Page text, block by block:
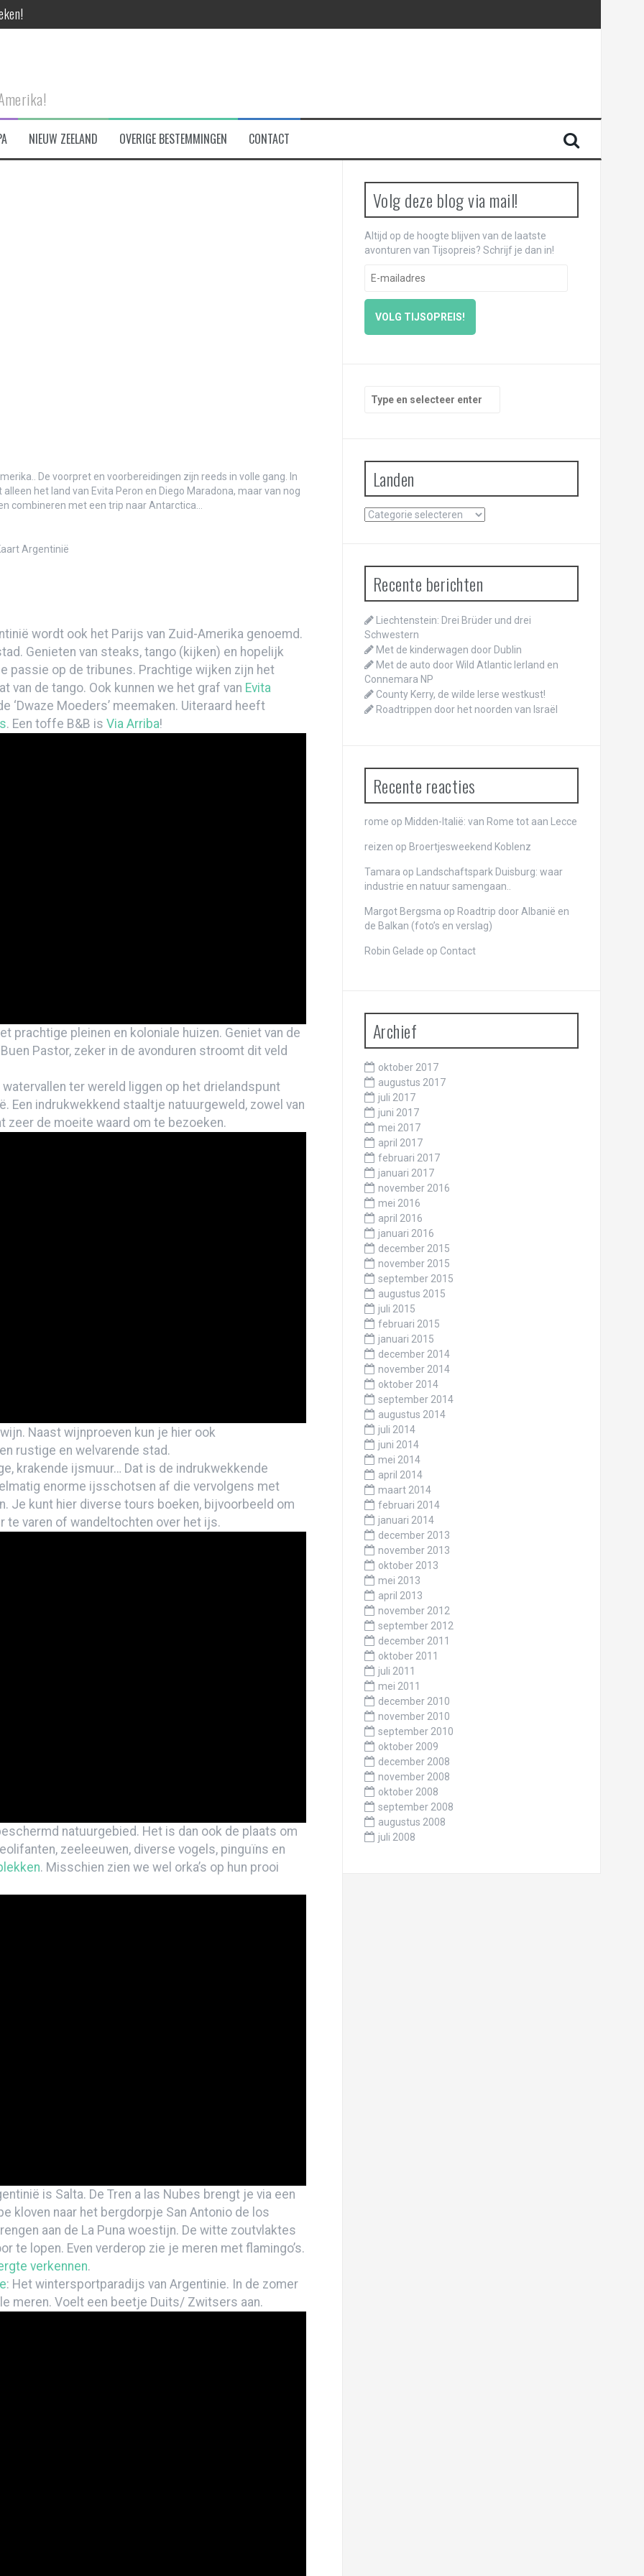
te bezoeken!
made of…
trips met de MiTo!
over een andere planeet?
dol-fijn!)
San Cristóbal
NIEUW ZEELAND OVERIGE BESTEMMINGEN CONTACT
De voorpret en voorbereidingen zijn reeds in volle gang. In
het land van Evita Peron en Diego Maradona, maar van nog
combineren met een trip naar Antarctica…
Argentinië
wordt ook het Parijs van Zuid-Amerika genoemd.
Genieten van steaks, tango (kijken) en hopelijk
passie op de tribunes. Prachtige wijken zijn het
van de tango. Ook kunnen we het graf van Evita
‘Dwaze Moeders’ meemaken. Uiteraard heeft
. Een toffe B&B is Via Arriba!
prachtige pleinen en koloniale huizen. Geniet van de
Pastor, zeker in de avonduren stroomt dit veld
ter wereld liggen op het drielandspunt
Een indrukwekkend staaltje natuurgeweld, zowel van
zeer de moeite waard om te bezoeken.
Naast wijnproeven kun je hier ook
rustige en welvarende stad.
krakende ijsmuur… Dat is de indrukwekkende
enorme ijsschotsen af die vervolgens met
Je kunt hier diverse tours boeken, bijvoorbeeld om
te varen of wandeltochten over het ijs.
natuurgebied. Het is dan ook de plaats om
zeeleeuwen, diverse vogels, pinguïns en
. Misschien zien we wel orka’s op hun prooi
is Salta. De Tren a las Nubes brengt je via een
kloven naar het bergdorpje San Antonio de los
aan de La Puna woestijn. De witte zoutvlaktes
te lopen. Even verderop zie je meren met flamingo’s.
verkennen.
: Het wintersportparadijs van Argentinie. In de zomer
meren. Voelt een beetje Duits/ Zwitsers aan.
Volg deze blog via mail!
Altijd op de hoogte blijven van de laatste
avonturen van Tijsopreis? Schrijf je dan in!
m
naar:
Landen
Landen
Recente berichten
Liechtenstein: Drei Brüder und drei
Schwestern
Met de kinderwagen door Dublin
Met de auto door Wild Atlantic Ierland en
Connemara NP
County Kerry, de wilde Ierse westkust!
Roadtrippen door het noorden van Israël
Recente reacties
rome op Midden-Italië: van Rome tot aan Lecce
reizen op Broertjesweekend Koblenz
Tamara op
Landschaftspark Duisburg: waar
industrie en natuur samengaan..
Margot Bergsma op Roadtrip door Albanië en
de Balkan (foto’s en verslag)
Robin Gelade op Contact
Archief
oktober 2017
augustus 2017
juli 2017
juni 2017
mei 2017
april 2017
februari 2017
januari 2017
november 2016
mei 2016
april 2016
januari 2016
december 2015
november 2015
september 2015
augustus 2015
juli 2015
februari 2015
januari 2015
december 2014
november 2014
oktober 2014
september 2014
augustus 2014
juli 2014
juni 2014
mei 2014
april 2014
maart 2014
februari 2014
januari 2014
december 2013
november 2013
oktober 2013
mei 2013
april 2013
november 2012
september 2012
december 2011
oktober 2011
juli 2011
mei 2011
december 2010
november 2010
september 2010
oktober 2009
december 2008
november 2008
oktober 2008
september 2008
augustus 2008
juli 2008